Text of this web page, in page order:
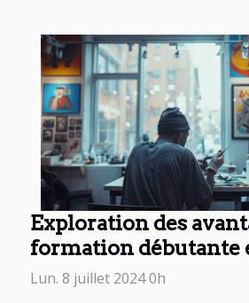
Exploration des
formation débutante
Lun. 8 juillet 2024 0h